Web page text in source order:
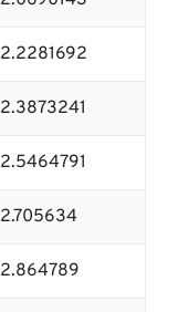
2.2281692
2.3873241
2.5464791
2.705634
2.864789